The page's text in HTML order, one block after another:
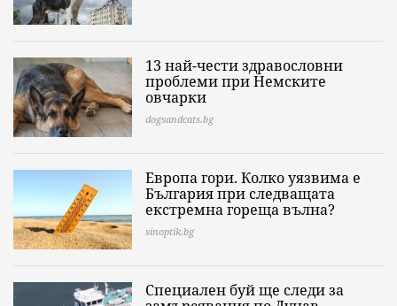
13 най-чести здравословни
проблеми при Немските
овчарки
dogsandcats.bg
Европа гори. Колко уязвима е
България при следващата
екстремна гореща вълна?
sinoptik.bg
Специален буй ще следи за